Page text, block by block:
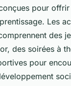
pour
Les
des
des soirées à
pour